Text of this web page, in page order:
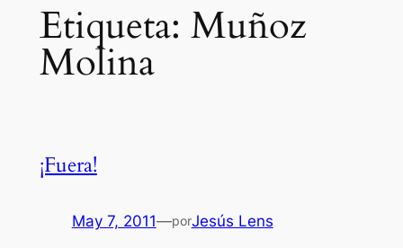
Etiqueta: Muñoz
Molina
¡Fuera!
May 7, 2011—porJesús Lens